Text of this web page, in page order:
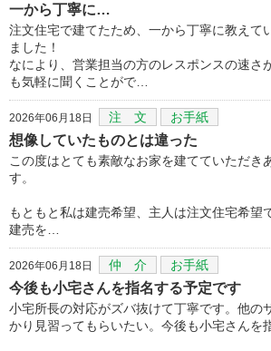
一から丁寧に…
注文住宅で建てたため、一から丁寧に教えて
ました！
なにより、営業担当の方のレスポンスの速さ
も気軽に聞くことがで…
2026年06月18日 注 文 お手紙
想像していたものとは違った
この度はとても素敵なお家を建てていただき
す。
もともと私は建売希望、主人は注文住宅希望
建売を…
2026年06月18日 仲 介 お手紙
今後も小宅さんを指名する予定です
小宅所長の対応がズバ抜けて丁寧です。他の
かり見習ってもらいたい。今後も小宅さんを